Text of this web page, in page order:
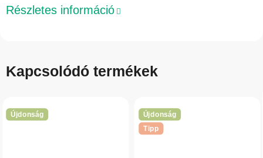
Részletes információ
Kapcsolódó termékek
Újdonság
Újdonság
Tipp